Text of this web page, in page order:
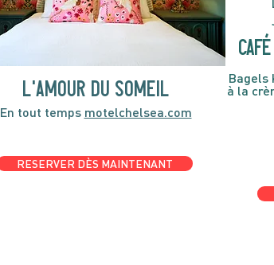
l'amour du someil
En tout temps motelchelsea.com
RESERVER DÈS MAINTENANT
café
Bagels
à la